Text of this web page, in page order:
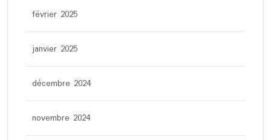
février 2025
janvier 2025
décembre 2024
novembre 2024